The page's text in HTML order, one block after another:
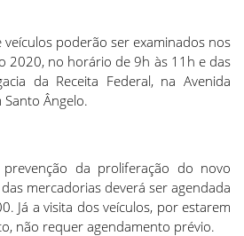
veículos poderão ser examinados nos
2020, no horário de 9h às 11h e das
da Receita Federal, na Avenida
Ângelo.
da proliferação do novo
mercadorias deverá ser agendada
Já a visita dos veículos, por estarem
não requer agendamento prévio.